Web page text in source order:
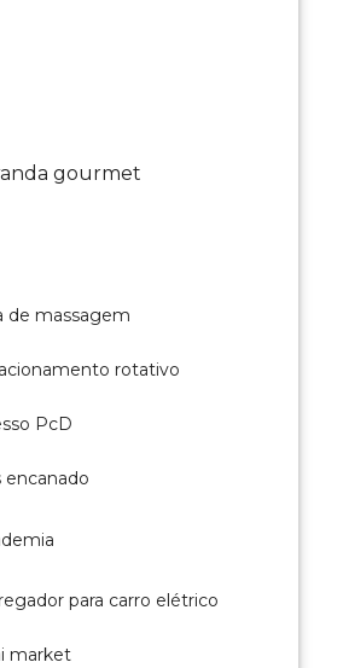
gourmet
de massagem
rotativo
PcD
encanado
para carro elétrico
market